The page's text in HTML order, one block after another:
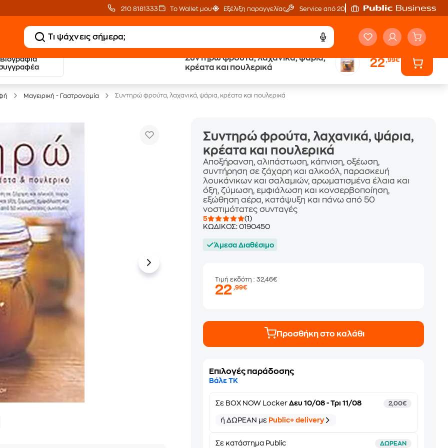
210 8181333 Το Wallet μου Εξέλιξη παραγγελίας Service από 20'
Βιογραφία
Συντηρώ φρούτα, λαχανικά, ψάρια,
κρέατα και πουλερικά
22,99€
20 € Public επιστροφή
με Snappi
Δωρεάν Μεταφορικά Έλα στον κόσμο
Μαγειρική - Γαστρονομία Συντηρώ φρούτα, λαχανικά, ψάρια, κρέατα και πουλερικά
Συντηρώ φρούτα, λαχανικά, ψάρια,
κρέατα και πουλερικά
Αποξήρανση, αλιπάστωση, κάπνιση, οξέωση,
συντήρηση σε ζάχαρη και αλκοόλ, παρασκευή
λουκάνικων και σαλαμιών, αρωματισμένα έλαια και
όξη, ζύμωση, εμφιάλωση και κονσερβοποίηση,
εξώθηση αέρα, κατάψυξη και πάνω από 50
νοστιμότατες συνταγές
5
(1)
ΚΩΔΙΚΟΣ:0190450
Άμεσα Διαθέσιμο
Τιμή εκδότη: 32,46€
22,99€
Προσθήκη στο καλάθι
Επιλογές παράδοσης
Βάλε ΤΚ
Σε BOX NOW Locker Δευ 10/08 - Τρι 11/08 2,00€
ή ΔΩΡΕΑΝ με Public+ delivery
Σε κατάστημα Public ΔΩΡΕΑΝ